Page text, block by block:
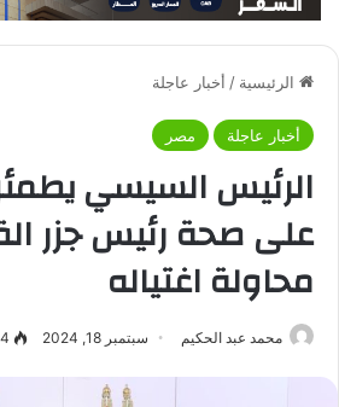
الرئيسية / أخبار عاجلة
أخبار عاجلة مصر
الرئيس السيسي
على صحة رئيس جزر
محاولة اغتياله
محمد عبد الحكيم سبتمبر 18, 2024